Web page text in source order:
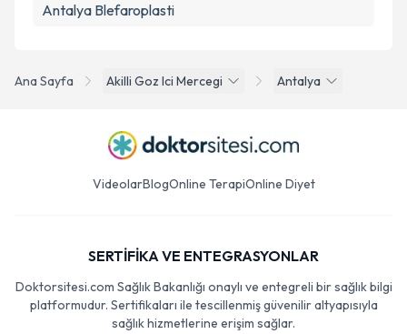
Ana Sayfa Akilli Goz Ici Mercegi Antalya
Antalya Blefaroplasti
VideolarBlogOnline TerapiOnline Diyet
SERTİFİKA VE ENTEGRASYONLAR
Doktorsitesi.com Sağlık Bakanlığı onaylı ve entegreli bir sağlık bilgi
platformudur. Sertifikaları ile tescillenmiş güvenilir altyapısıyla
sağlık hizmetlerine erişim sağlar.